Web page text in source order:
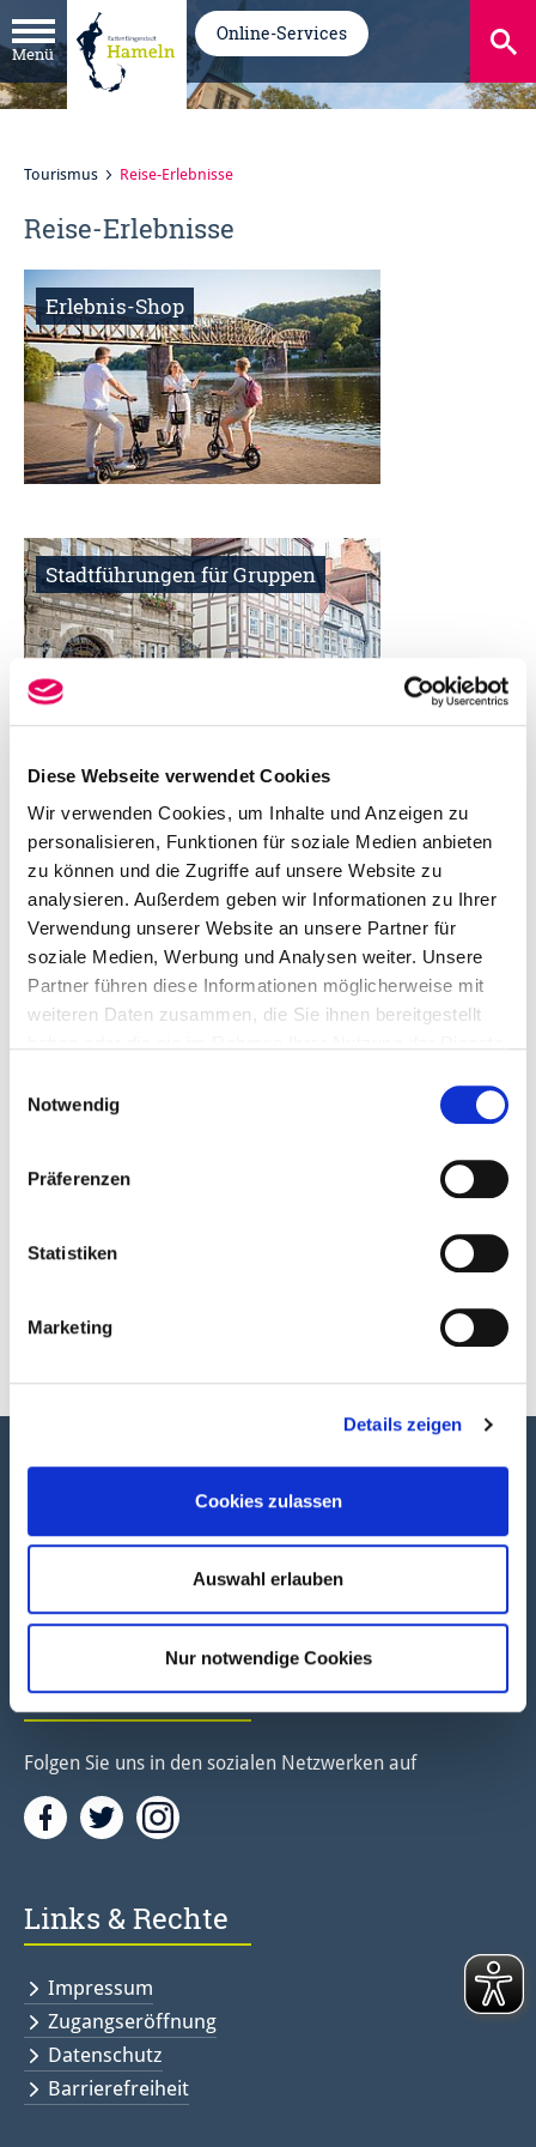
Diese Webseite verwendet Cookies
Wir verwenden Cookies, um Inhalte und Anzeigen zu
personalisieren, Funktionen für soziale Medien anbieten
zu können und die Zugriffe auf unsere Website zu
analysieren. Außerdem geben wir Informationen zu Ihrer
Verwendung unserer Website an unsere Partner für
soziale Medien, Werbung und Analysen weiter. Unsere
Partner führen diese Informationen möglicherweise mit
weiteren Daten zusammen, die Sie ihnen bereitgestellt
Notwendig
Präferenzen
Statistiken
Marketing
Details zeigen
Cookies zulassen
Auswahl erlauben
Nur notwendige Cookies
Menü
Online-Services
Tourismus Reise-Erlebnisse
Reise-Erlebnisse
Erlebnis-Shop
Stadtführungen für Gruppen
Pauschalreisen
weitere Highlights
Newsletter
Hier können Sie sich zum Newsletter anmelden.
Newsletter abonnieren
Social Media
Folgen Sie uns in den sozialen Netzwerken auf
FacebookTwitter<
Links & Rechte
Impressum
Zugangseröffnung
Datenschutz
Barrierefreiheit